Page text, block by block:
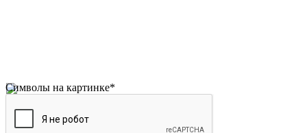
Символы на картинке*